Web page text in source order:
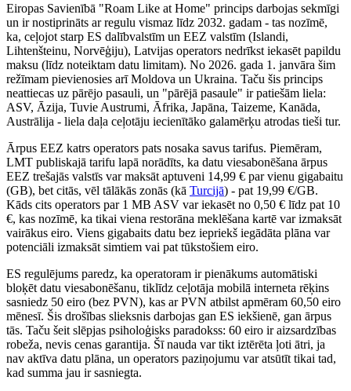
Eiropas Savienībā "Roam Like at Home" princips darbojas sekmīgi
un ir nostiprināts ar regulu vismaz līdz 2032. gadam - tas nozīmē,
ka, ceļojot starp ES dalībvalstīm un EEZ valstīm (Islandi,
Lihtenšteinu, Norvēģiju), Latvijas operators nedrīkst iekasēt papildu
maksu (līdz noteiktam datu limitam). No 2026. gada 1. janvāra šim
režīmam pievienosies arī Moldova un Ukraina. Taču šis princips
neattiecas uz pārējo pasauli, un "pārējā pasaule" ir patiešām liela:
ASV, Āzija, Tuvie Austrumi, Āfrika, Japāna, Taizeme, Kanāda,
Austrālija - liela daļa ceļotāju iecienītāko galamērķu atrodas tieši tur.
Ārpus EEZ katrs operators pats nosaka savus tarifus. Piemēram,
LMT publiskajā tarifu lapā norādīts, ka datu viesabonēšana ārpus
EEZ trešajās valstīs var maksāt aptuveni 14,99 € par vienu gigabaitu
(GB), bet citās, vēl tālākās zonās (kā Turcijā) - pat 19,99 €/GB.
Kāds cits operators par 1 MB ASV var iekasēt no 0,50 € līdz pat 10
€, kas nozīmē, ka tikai viena restorāna meklēšana kartē var izmaksāt
vairākus eiro. Viens gigabaits datu bez iepriekš iegādāta plāna var
potenciāli izmaksāt simtiem vai pat tūkstošiem eiro.
ES regulējums paredz, ka operatoram ir pienākums automātiski
bloķēt datu viesabonēšanu, tiklīdz ceļotāja mobilā interneta rēķins
sasniedz 50 eiro (bez PVN), kas ar PVN atbilst apmēram 60,50 eiro
mēnesī. Šis drošības slieksnis darbojas gan ES iekšienē, gan ārpus
tās. Taču šeit slēpjas psiholoģisks paradokss: 60 eiro ir aizsardzības
robeža, nevis cenas garantija. Šī nauda var tikt iztērēta ļoti ātri, ja
nav aktīva datu plāna, un operators paziņojumu var atsūtīt tikai tad,
kad summa jau ir sasniegta.